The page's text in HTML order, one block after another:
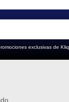
exclusivas de